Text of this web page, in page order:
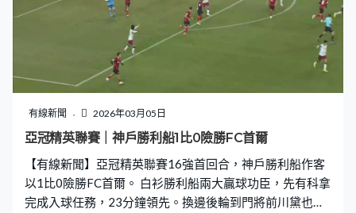
有線新聞 2026年03月05日
亞冠精英聯賽｜神戶勝利船1比0險勝FC首爾
【有線新聞】亞冠精英聯賽16強首回合，神戶勝利船作客
以1比0險勝FC首爾。 白衫勝利船兩大贏球功臣，先有科拿
完成入球任務，23分鐘領先。換邊後輪到門將前川黛也，